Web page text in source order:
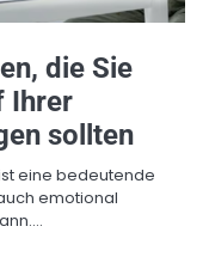
die Sie
Ihrer
sollten
eine bedeutende
emotional